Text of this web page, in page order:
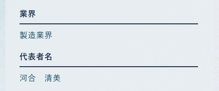
業界
製造業界
代表者名
河合 清美